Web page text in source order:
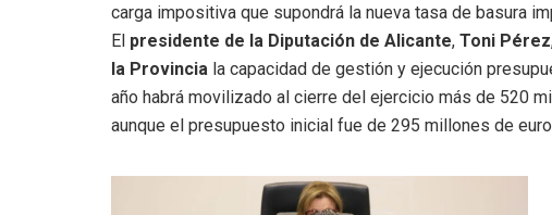
carga impositiva que supondrá la nueva tasa de basura
El presidente de la Diputación de Alicante, Toni Pérez
la Provincia la capacidad de gestión y ejecución
año habrá movilizado al cierre del ejercicio más de 520
aunque el presupuesto inicial fue de 295 millones de